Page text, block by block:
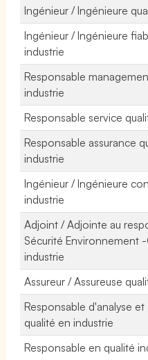
Ingénieur / Ingénieure
Ingénieur / Ingénieure
industrie
Responsable
industrie
Responsable service
Responsable assurance
industrie
Ingénieur / Ingénieure
industrie
Adjoint / Adjointe au
Sécurité Environnement
industrie
Assureur / Assureuse
Responsable d'analyse
qualité en industrie
Responsable en qualité